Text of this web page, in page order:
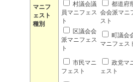
マニフ
ェスト
種別
村議会議
員マニフェス
ト
都道府
会会派マニ
スト
区議会会
派マニフェス
ト
町議会
マニフェス
市民マニ
フェスト
政党マ
ェスト